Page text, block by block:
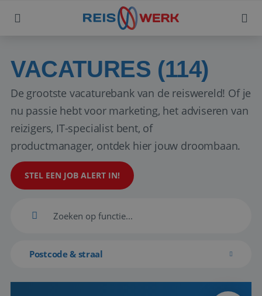
VACATURES (114)
De grootste vacaturebank van de reiswereld! Of je
nu passie hebt voor marketing, het adviseren van
reizigers, IT-specialist bent, of
productmanager, ontdek hier jouw droombaan.
STEL EEN JOB ALERT IN!
Postcode & straal